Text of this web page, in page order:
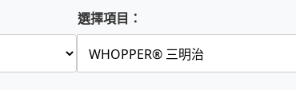
選擇項目：